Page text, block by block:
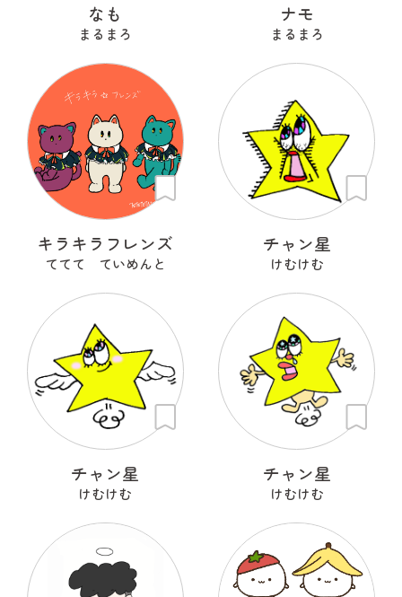
なも
まるまろ
ナモ
まるまろ
キラキラフレンズ
ててて ていめんと
チャン星
けむけむ
チャン星
けむけむ
チャン星
けむけむ